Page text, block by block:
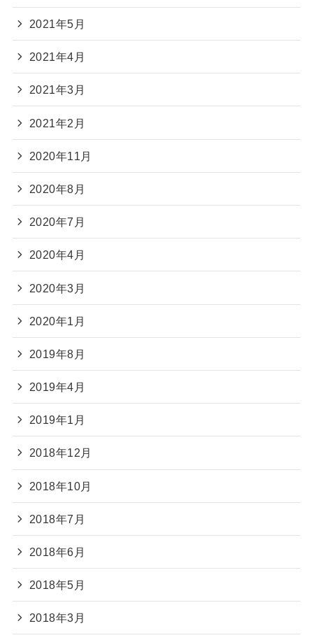
2021年5月
2021年4月
2021年3月
2021年2月
2020年11月
2020年8月
2020年7月
2020年4月
2020年3月
2020年1月
2019年8月
2019年4月
2019年1月
2018年12月
2018年10月
2018年7月
2018年6月
2018年5月
2018年3月